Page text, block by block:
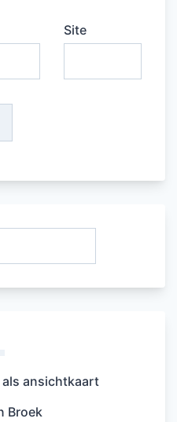
Site
als ansichtkaart
Broek